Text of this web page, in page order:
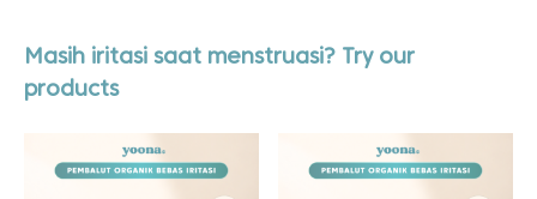
Masih iritasi saat menstruasi? Try our
products